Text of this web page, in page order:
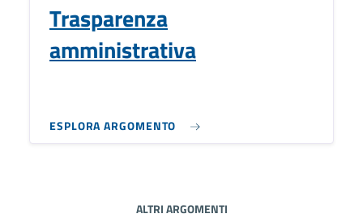
Trasparenza
amministrativa
ESPLORA ARGOMENTO
ALTRI ARGOMENTI